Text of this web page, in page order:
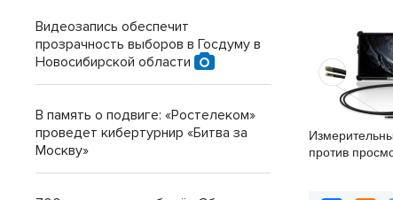
против
Видеозапись обеспечит
прозрачность выборов в Госдуму в
Новосибирской области
В память о подвиге: «Ростелеком»
проведет кибертурнир «Битва за
Москву»